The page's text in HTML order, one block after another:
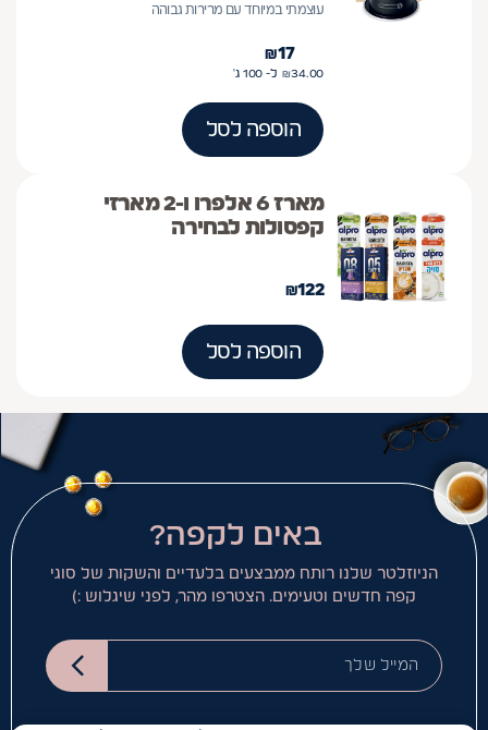
עוצמתי במיוחד עם מרירות גבוהה
17
₪
34.00
₪ ל- 100 ג'
הוספה לסל
מארז 6 אלפרו ו-2 מארזי
קפסולות לבחירה
122
₪
הוספה לסל
באים לקפה?
הניוזלטר שלנו רותח ממבצעים בלעדיים והשקות של סוגי
קפה חדשים וטעימים. הצטרפו מהר, לפני שיגלוש :)
המייל שלך